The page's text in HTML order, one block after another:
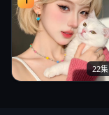
22集